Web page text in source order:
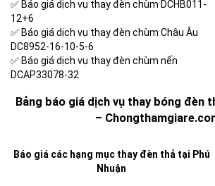
✅ Báo giá dịch vụ thay đèn chùm DCHB011-
12+6
✅ Báo giá dịch vụ thay đèn chùm Châu Âu
DC8952-16-10-5-6
✅ Báo giá dịch vụ thay đèn chùm nến
DCAP33078-32
Bảng báo giá dịch vụ thay bóng đèn
–
Báo giá các hạng mục thay đèn thả tại Phú
Nhuận